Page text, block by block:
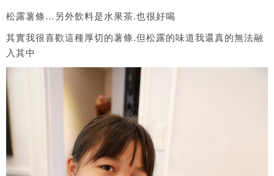
松露薯條…另外飲料是水果茶.也很好喝
其實我很喜歡這種厚切的薯條.但松露的味道我還真的無法融
入其中